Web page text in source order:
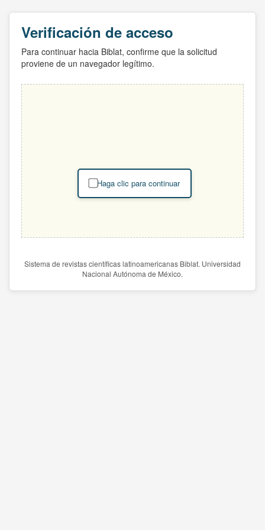
Verificación de acceso
Para continuar hacia Biblat, confirme que la solicitud
proviene de un navegador legítimo.
Haga clic para continuar
Sistema de revistas científicas latinoamericanas Biblat. Universidad
Nacional Autónoma de México.